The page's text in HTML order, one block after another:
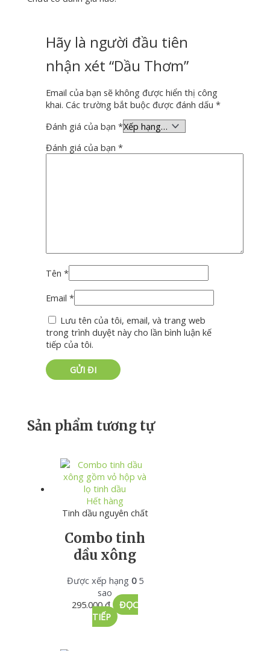
Hãy là người đầu tiên
nhận xét “Dầu Thơm”
Email của bạn sẽ không được hiển thị công
khai. Các trường bắt buộc được đánh dấu*
Đánh giá của bạn*
Đánh giá của bạn*
Tên*
Email*
Lưu tên của tôi, email, và trang web
trong trình duyệt này cho lần bình luận kế
tiếp của tôi.
Sản phẩm tương tự
Hết hàng
Tinh dầu nguyên chất
Combo tinh
dầu xông
Được xếp hạng 05
sao
295.000₫
ĐỌC
TIẾP